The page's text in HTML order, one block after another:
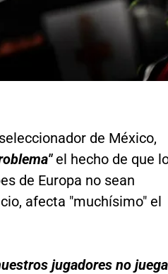
de México,
el hecho de que
de Europa no sean
afecta "muchísimo" el
jugadores no